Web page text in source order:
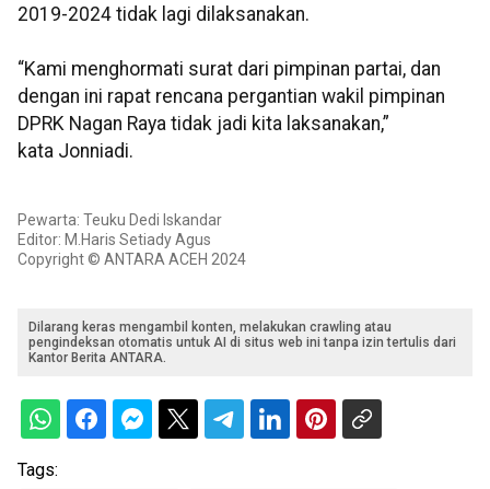
2019-2024 tidak lagi dilaksanakan.
“Kami menghormati surat dari pimpinan partai, dan
dengan ini rapat rencana pergantian wakil pimpinan
DPRK Nagan Raya tidak jadi kita laksanakan,”
kata Jonniadi.
Pewarta: Teuku Dedi Iskandar
Editor: M.Haris Setiady Agus
Copyright © ANTARA ACEH 2024
Dilarang keras mengambil konten, melakukan crawling atau
pengindeksan otomatis untuk AI di situs web ini tanpa izin tertulis dari
Kantor Berita ANTARA.
Tags: